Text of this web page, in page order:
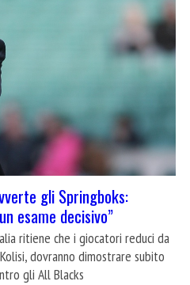
gli Springboks:
esame decisivo”
ritiene che i giocatori reduci da
dovranno dimostrare subito
gli All Blacks